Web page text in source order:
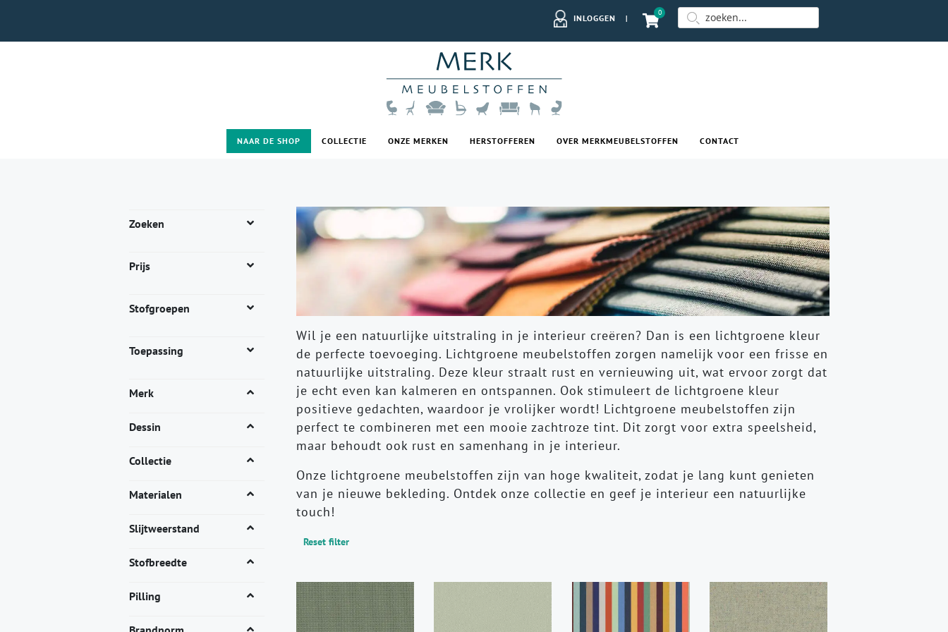
INLOGGEN |
0
NAAR DE SHOP COLLECTIE ONZE MERKEN HERSTOFFEREN OVER MERKMEUBELSTOFFEN CONTACT
Zoeken
Prijs
Stofgroepen
Toepassing
Merk
Dessin
Collectie
Materialen
Slijtweerstand
Stofbreedte
Pilling
Wil je een natuurlijke uitstraling in je interieur creëren? Dan is een lichtgroene kleur
de perfecte toevoeging. Lichtgroene meubelstoffen zorgen namelijk voor een frisse en
natuurlijke uitstraling. Deze kleur straalt rust en vernieuwing uit, wat ervoor zorgt dat
je echt even kan kalmeren en ontspannen. Ook stimuleert de lichtgroene kleur
positieve gedachten, waardoor je vrolijker wordt! Lichtgroene meubelstoffen zijn
perfect te combineren met een mooie zachtroze tint. Dit zorgt voor extra speelsheid,
maar behoudt ook rust en samenhang in je interieur.
Onze lichtgroene meubelstoffen zijn van hoge kwaliteit, zodat je lang kunt genieten
van je nieuwe bekleding. Ontdek onze collectie en geef je interieur een natuurlijke
touch!
Reset filter